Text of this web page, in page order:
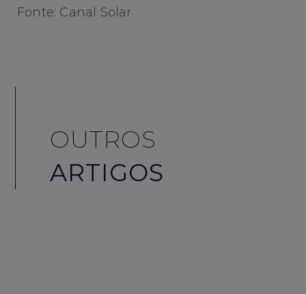
Fonte: Canal Solar
OUTROS
ARTIGOS